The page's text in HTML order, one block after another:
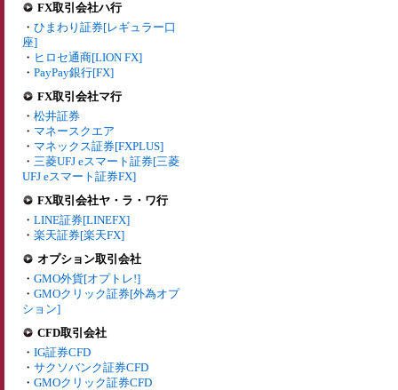
FX取引会社ハ行
・ ひまわり証券[レギュラー口
座]
・ ヒロセ通商[LION FX]
・ PayPay銀行[FX]
FX取引会社マ行
・ 松井証券
・ マネースクエア
・ マネックス証券[FXPLUS]
・ 三菱UFJ eスマート証券[三菱
UFJ eスマート証券FX]
FX取引会社ヤ・ラ・ワ行
・ LINE証券[LINEFX]
・ 楽天証券[楽天FX]
オプション取引会社
・ GMO外貨[オプトレ!]
・ GMOクリック証券[外為オプ
ション]
CFD取引会社
・ IG証券CFD
・ サクソバンク証券CFD
・ GMOクリック証券CFD